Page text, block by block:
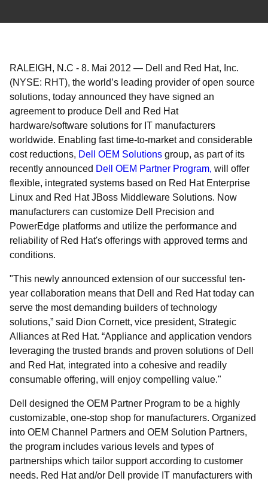
RALEIGH, N.C - 8. Mai 2012 — Dell and Red Hat, Inc.
(NYSE: RHT), the world’s leading provider of open source
solutions, today announced they have signed an
agreement to produce Dell and Red Hat
hardware/software solutions for IT manufacturers
worldwide. Enabling fast time-to-market and considerable
cost reductions, Dell OEM Solutions group, as part of its
recently announced Dell OEM Partner Program, will offer
flexible, integrated systems based on Red Hat Enterprise
Linux and Red Hat JBoss Middleware Solutions. Now
manufacturers can customize Dell Precision and
PowerEdge platforms and utilize the performance and
reliability of Red Hat's offerings with approved terms and
conditions.
"This newly announced extension of our successful ten-
year collaboration means that Dell and Red Hat today can
serve the most demanding builders of technology
solutions,” said Dion Cornett, vice president, Strategic
Alliances at Red Hat. “Appliance and application vendors
leveraging the trusted brands and proven solutions of Dell
and Red Hat, integrated into a cohesive and readily
consumable offering, will enjoy compelling value."
Dell designed the OEM Partner Program to be a highly
customizable, one-stop shop for manufacturers. Organized
into OEM Channel Partners and OEM Solution Partners,
the program includes various levels and types of
partnerships which tailor support according to customer
needs. Red Hat and/or Dell provide IT manufacturers with